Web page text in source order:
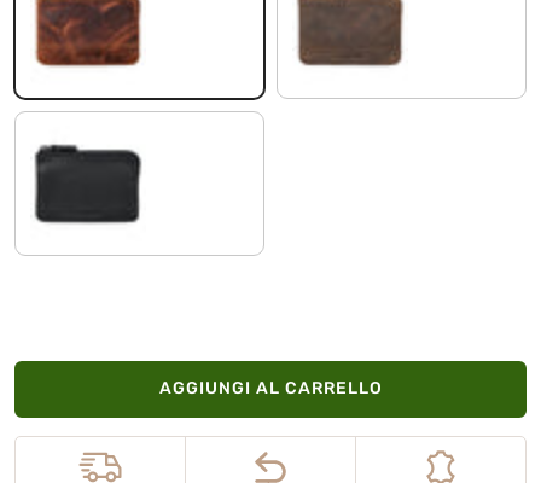
kara - cognac
AGGIUNGI AL CARRELLO